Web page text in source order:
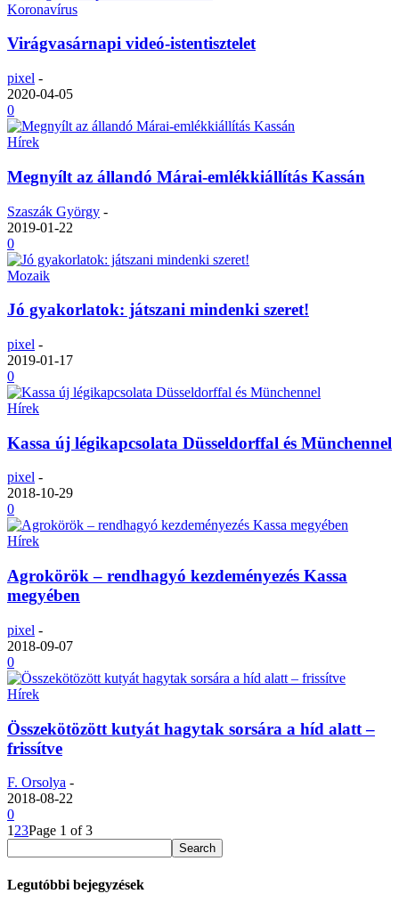
Koronavírus
Virágvasárnapi videó-istentisztelet
pixel -
2020-04-05
0
Hírek
Megnyílt az állandó Márai-emlékkiállítás Kassán
Szaszák György -
2019-01-22
0
Mozaik
Jó gyakorlatok: játszani mindenki szeret!
pixel -
2019-01-17
0
Hírek
Kassa új légikapcsolata Düsseldorffal és Münchennel
pixel -
2018-10-29
0
Hírek
Agrokörök – rendhagyó kezdeményezés Kassa
megyében
pixel -
2018-09-07
0
Hírek
Összekötözött kutyát hagytak sorsára a híd alatt –
frissítve
F. Orsolya -
2018-08-22
0
1 23Page 1 of 3
Legutóbbi bejegyzések